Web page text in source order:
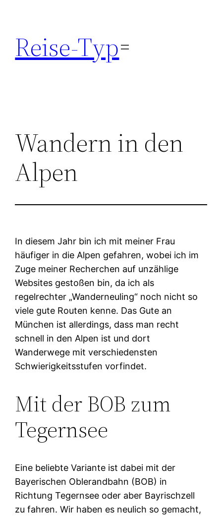
springen
Reise-Typ
Wandern in den
Alpen
In diesem Jahr bin ich mit meiner Frau
häufiger in die Alpen gefahren, wobei ich im
Zuge meiner Recherchen auf unzählige
Websites gestoßen bin, da ich als
regelrechter „Wanderneuling“ noch nicht so
viele gute Routen kenne. Das Gute an
München ist allerdings, dass man recht
schnell in den Alpen ist und dort
Wanderwege mit verschiedensten
Schwierigkeitsstufen vorfindet.
Mit der BOB zum
Tegernsee
Eine beliebte Variante ist dabei mit der
Bayerischen Oblerandbahn (BOB) in
Richtung Tegernsee oder aber Bayrischzell
zu fahren. Wir haben es neulich so gemacht,